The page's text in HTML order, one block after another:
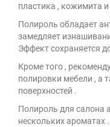
пластика , кожимита и
Полироль обладает
замедляет
Эффект сохраняется
Кроме того ,
полировки мебели , а
поверхностей .
Полироль для салона
нескольких ароматах .